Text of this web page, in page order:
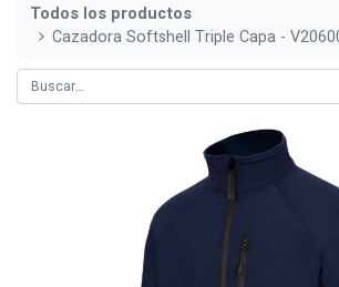
Todos los productos
Cazadora Softshell Triple Capa -